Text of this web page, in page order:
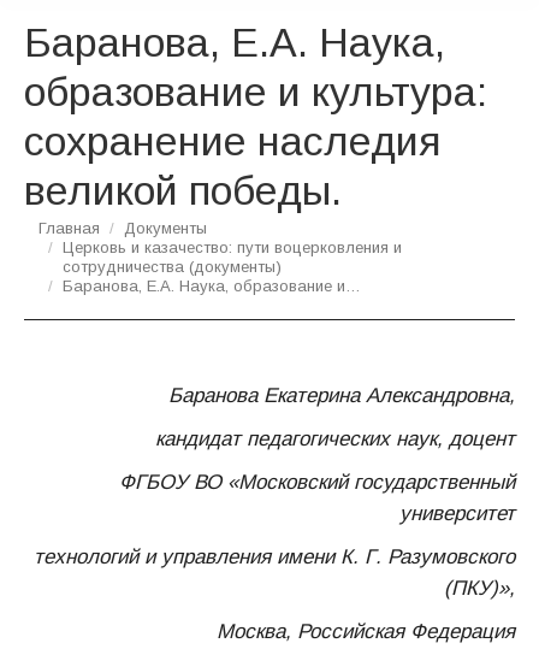
Баранова, Е.А. Наука,
образование и культура:
сохранение наследия
великой победы.
Вы здесь:
Главная
Документы
Церковь и казачество: пути воцерковления и
сотрудничества (документы)
Баранова, Е.А. Наука, образование и…
Баранова Екатерина Александровна,
кандидат педагогических наук, доцент
ФГБОУ ВО «Московский государственный
университет
технологий и управления имени К. Г. Разумовского
(ПКУ)»,
Москва, Российская Федерация